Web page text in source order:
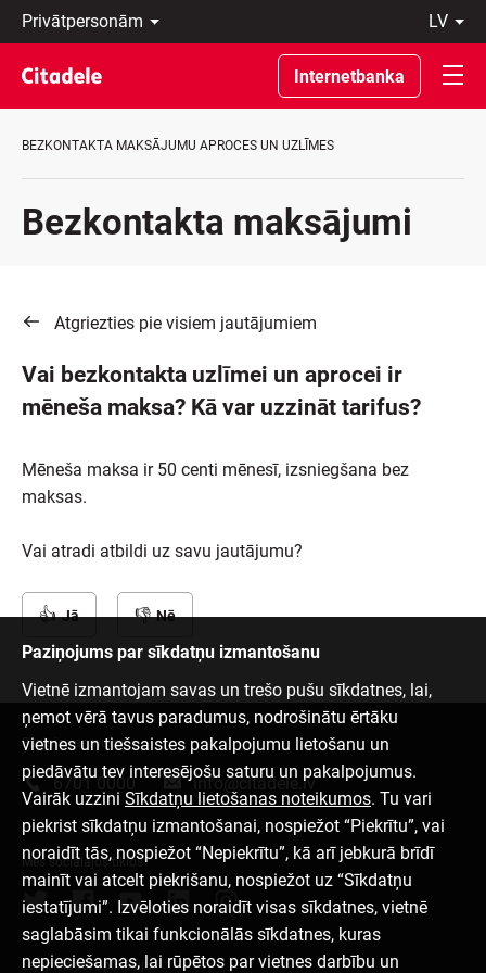
Privātpersonām
Uzņēmumiem
Private
Banking
Par
C
lv
Latviski
По-
русски
In
Internetbanka
BEZKONTAKTA MAKSĀJUMU APROCES UN UZLĪMES
Bezkontakta maksājumi
Atgriezties pie visiem jautājumiem
Vai bezkontakta uzlīmei un aprocei ir
mēneša maksa? Kā var uzzināt tarifus?
Mēneša maksa ir 50 centi mēnesī, izsniegšana bez
maksas.
Vai atradi atbildi uz savu jautājumu?
Jā Nē
Paziņojums par sīkdatņu izmantošanu
Vietnē izmantojam savas un trešo pušu sīkdatnes, lai,
ņemot vērā tavus paradumus, nodrošinātu ērtāku
vietnes un tiešsaistes pakalpojumu lietošanu un
piedāvātu tev interesējošu saturu un pakalpojumus.
Vairāk uzzini Sīkdatņu lietošanas noteikumos. Tu vari
piekrist sīkdatņu izmantošanai, nospiežot “Piekrītu”, vai
noraidīt tās, nospiežot “Nepiekrītu”, kā arī jebkurā brīdī
mainīt vai atcelt piekrišanu, nospiežot uz “Sīkdatņu
iestatījumi”. Izvēloties noraidīt visas sīkdatnes, vietnē
saglabāsim tikai funkcionālās sīkdatnes, kuras
nepieciešamas, lai rūpētos par vietnes darbību un
Sazinies ar mums
6701 0000 info@citadele.lv
Mēs sociālajos tīklos
Lejupielādēt aplikāciju